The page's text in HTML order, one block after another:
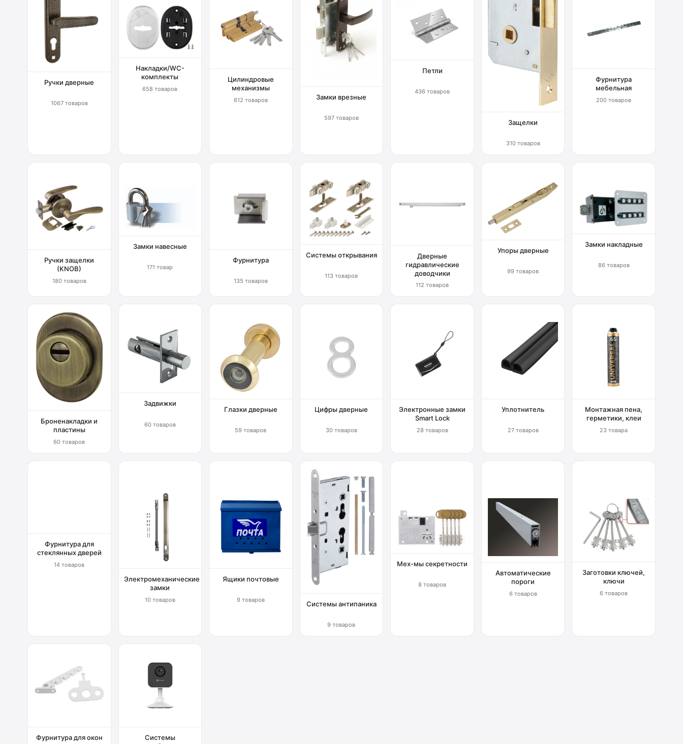
Ручки дверные
1067 товаров
Накладки/WC-
комплекты
658 товаров
Цилиндровые
механизмы
612 товаров Замки врезные
597 товаров
Петли
436 товаров
Защелки
310 товаров
Фурнитура
мебельная
200 товаров
Ручки защелки
(KNOB)
180 товаров
Замки навесные
171 товар
Фурнитура
135 товаров
Системы открывания
113 товаров
Дверные
гидравлические
доводчики
112 товаров
Упоры дверные
99 товаров
Замки накладные
86 товаров
Броненакладки и
пластины
60 товаров
Задвижки
60 товаров
Глазки дверные
59 товаров
Цифры дверные
30 товаров
Электронные замки
Smart Lock
28 товаров
Уплотнитель
27 товаров
Монтажная пена,
герметики, клеи
23 товара
Фурнитура для
стеклянных дверей
14 товаров
Электромеханические
замки
10 товаров
Ящики почтовые
9 товаров Системы антипаника
9 товаров
Мех-мы секретности
8 товаров
Автоматические
пороги
6 товаров
Заготовки ключей,
ключи
6 товаров
Фурнитура для окон
Системы